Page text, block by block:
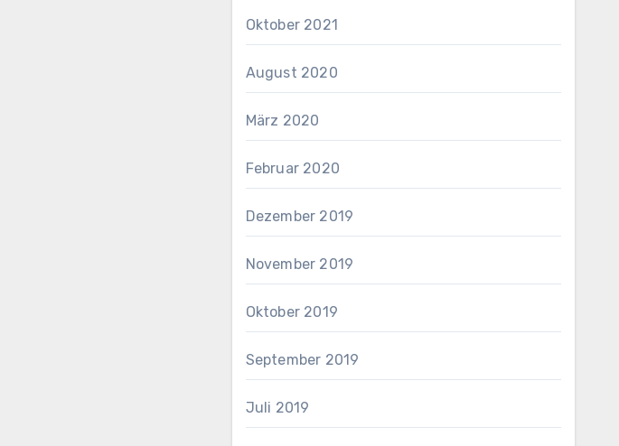
Oktober 2021
August 2020
März 2020
Februar 2020
Dezember 2019
November 2019
Oktober 2019
September 2019
Juli 2019